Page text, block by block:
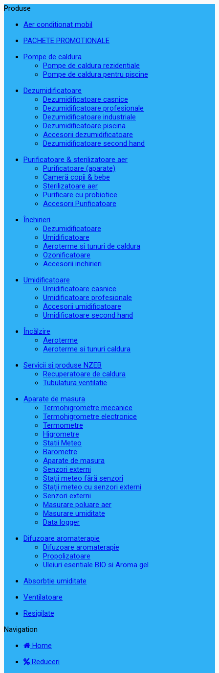
Produse
Aer conditionat mobil
PACHETE PROMOTIONALE
Pompe de caldura
Pompe de caldura rezidentiale
Pompe de caldura pentru piscine
Dezumidificatoare
Dezumidificatoare casnice
Dezumidificatoare profesionale
Dezumidificatoare industriale
Dezumidificatoare piscina
Accesorii dezumidificatoare
Dezumidificatoare second hand
Purificatoare & sterilizatoare aer
Purificatoare (aparate)
Cameră copii & bebe
Sterilizatoare aer
Purificare cu probiotice
Accesorii Purificatoare
Închirieri
Dezumidificatoare
Umidificatoare
Aeroterme si tunuri de caldura
Ozonificatoare
Accesorii inchirieri
Umidificatoare
Umidificatoare casnice
Umidificatoare profesionale
Accesorii umidificatoare
Umidificatoare second hand
Încălzire
Aeroterme
Aeroterme si tunuri caldura
Servicii si produse NZEB
Recuperatoare de caldura
Tubulatura ventilatie
Aparate de masura
Termohigrometre mecanice
Termohigrometre electronice
Termometre
Higrometre
Statii Meteo
Barometre
Aparate de masura
Senzori externi
Stații meteo fără senzori
Stații meteo cu senzori externi
Senzori externi
Masurare poluare aer
Masurare umiditate
Data logger
Difuzoare aromaterapie
Difuzoare aromaterapie
Propolizatoare
Uleiuri esentiale BIO si Aroma gel
Absorbtie umiditate
Ventilatoare
Resigilate
Navigation
Home
Reduceri